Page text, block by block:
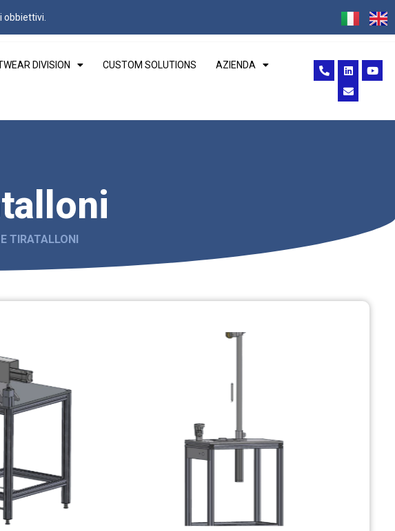
obbiettivi.
DIVISION CUSTOM SOLUTIONS AZIENDA
TIRATALLONI